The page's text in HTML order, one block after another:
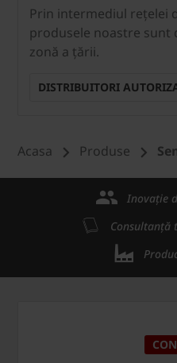
Prin intermediul reţelei
produsele noastre sunt
zonă a ţării.
DISTRIBUITORI
Acasa Produse
Inovație
Consultanță